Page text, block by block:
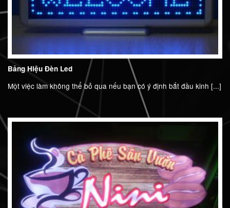
Bảng Hiệu Đèn Led
Một việc làm không thể bỏ qua nếu bạn có ý định bắt đầu kinh [...]